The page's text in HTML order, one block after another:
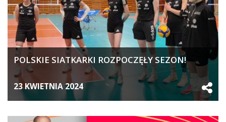
POLSKIE SIATKARKI ROZPOCZĘŁY SEZON!
23 KWIETNIA 2024